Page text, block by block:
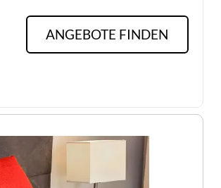
ANGEBOTE FINDEN